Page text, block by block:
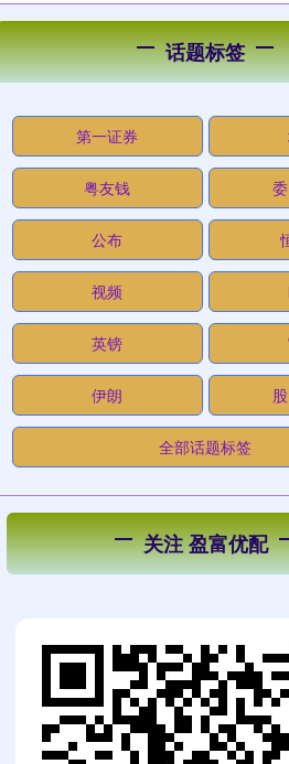
话题标签
第一证券
粤友钱
公布
视频
英镑
伊朗
全部话题标签
关注 盈富优配